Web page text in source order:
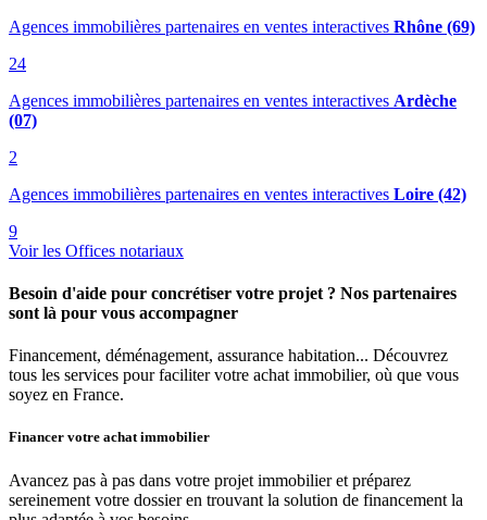
Agences immobilières partenaires en ventes interactives Rhône (69)
24
Agences immobilières partenaires en ventes interactives Ardèche
(07)
2
Agences immobilières partenaires en ventes interactives Loire (42)
9
Voir les Offices notariaux
Besoin d'aide pour concrétiser votre projet ? Nos partenaires
sont là pour vous accompagner
Financement, déménagement, assurance habitation... Découvrez
tous les services pour faciliter votre achat immobilier, où que vous
soyez en France.
Financer votre achat immobilier
Avancez pas à pas dans votre projet immobilier et préparez
sereinement votre dossier en trouvant la solution de financement la